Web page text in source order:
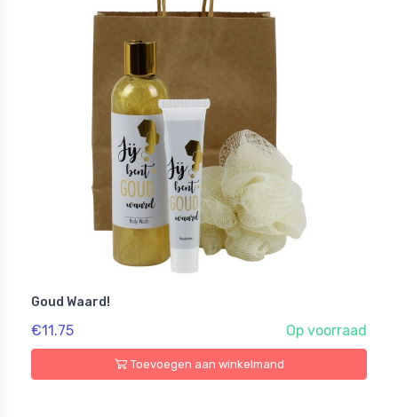
Goud Waard!
€11.75 Op voorraad
Toevoegen aan winkelmand